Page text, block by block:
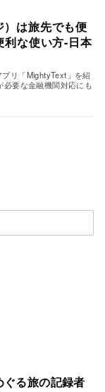
は旅先でも便
な使い方-日本
リ「MightyText」を紹
要な金融機関対応にも
る旅の記録者